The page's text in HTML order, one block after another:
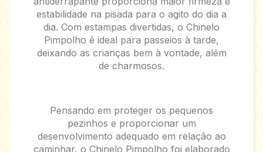
estabilidade na pisada para o agito do dia a
dia. Com estampas divertidas, o Chinelo
Pimpolho é ideal para passeios à tarde,
deixando as crianças bem à vontade, além
de charmosos.
Pensando em proteger os pequenos
pezinhos e proporcionar um
desenvolvimento adequado em relação ao
caminhar, o Chinelo Pimpolho foi elaborado